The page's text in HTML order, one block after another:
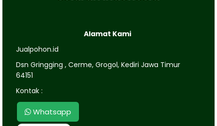
Alamat Kami
Jualpohon.id
Dsn Gringging , Cerme, Grogol, Kediri Jawa Timur
64151
Kontak :
Whatsapp